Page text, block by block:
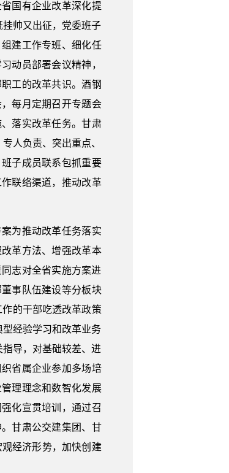
国有企业改革深化提
帅又出征，党委班子
建工作专班、细化任
动员部署会议精神，
工的改革共识。酒钢
每月定期召开专题会
落实改革任务。甘肃
人负责、突出重点、
子成员联系包抓重要
联络渠道，推动改革
为推动改革任务落实
革方法、增强改革本
志对全省实施方案进
事队伍建设等分板块
的干部吃透改革政策
经验学习和改革业务
导，对基础较差、进
省属企业参加多场培
理理念和数智化发展
化宣贯培训，通过召
甘肃公交建集团、甘
经济形势，加快创建